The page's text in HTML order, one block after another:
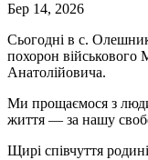
Бер 14, 2026
Сьогодні в с.
похорон
Анатолійовича.
Ми прощаємося з
життя — за нашу
Щирі співчуття